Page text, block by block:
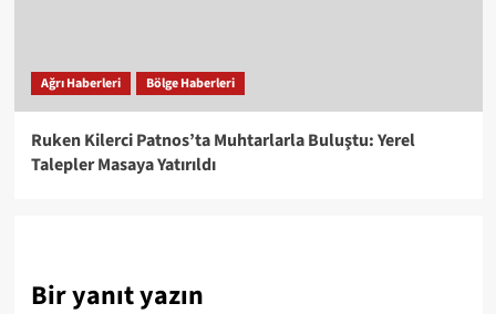
Ağrı Haberleri Bölge Haberleri
Ruken Kilerci Patnos’ta Muhtarlarla Buluştu: Yerel
Talepler Masaya Yatırıldı
Bir yanıt yazın